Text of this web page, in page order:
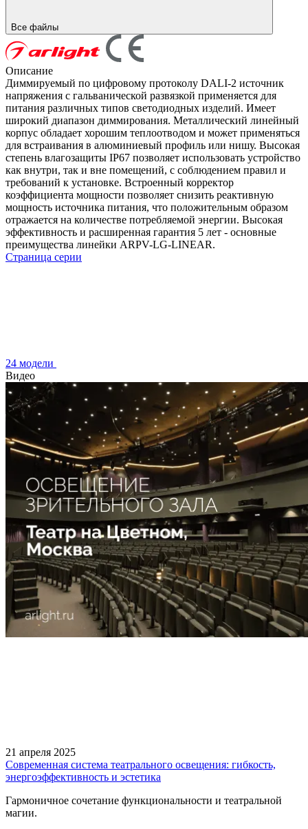
Все файлы
Описание
Диммируемый по цифровому протоколу DALI-2 источник
напряжения с гальванической развязкой применяется для
питания различных типов светодиодных изделий. Имеет
широкий диапазон диммирования. Металлический линейный
корпус обладает хорошим теплоотводом и может применяться
для встраивания в алюминиевый профиль или нишу. Высокая
степень влагозащиты IP67 позволяет использовать устройство
как внутри, так и вне помещений, с соблюдением правил и
требований к установке. Встроенный корректор
коэффициента мощности позволяет снизить реактивную
мощность источника питания, что положительным образом
отражается на количестве потребляемой энергии. Высокая
эффективность и расширенная гарантия 5 лет - основные
преимущества линейки ARPV-LG-LINEAR.
Страница серии
24 модели
Видео
21 апреля 2025
Современная система театрального освещения: гибкость,
энергоэффективность и эстетика
Гармоничное сочетание функциональности и театральной
магии.